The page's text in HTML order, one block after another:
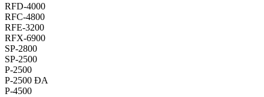
RFD-4000
RFC-4800
RFE-3200
RFX-6900
SP-2800
SP-2500
P-2500
P-2500 ĐA
P-4500